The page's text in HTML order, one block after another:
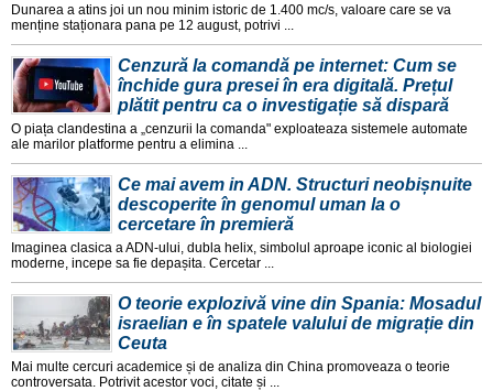
Dunarea a atins joi un nou minim istoric de 1.400 mc/s, valoare care se va
menține staționara pana pe 12 august, potrivi ...
Cenzură la comandă pe internet: Cum se
închide gura presei în era digitală. Prețul
plătit pentru ca o investigație să dispară
O piața clandestina a „cenzurii la comanda" exploateaza sistemele automate
ale marilor platforme pentru a elimina ...
Ce mai avem in ADN. Structuri neobișnuite
descoperite în genomul uman la o
cercetare în premieră
Imaginea clasica a ADN-ului, dubla helix, simbolul aproape iconic al biologiei
moderne, incepe sa fie depașita. Cercetar ...
O teorie explozivă vine din Spania: Mosadul
israelian e în spatele valului de migrație din
Ceuta
Mai multe cercuri academice și de analiza din China promoveaza o teorie
controversata. Potrivit acestor voci, citate și ...